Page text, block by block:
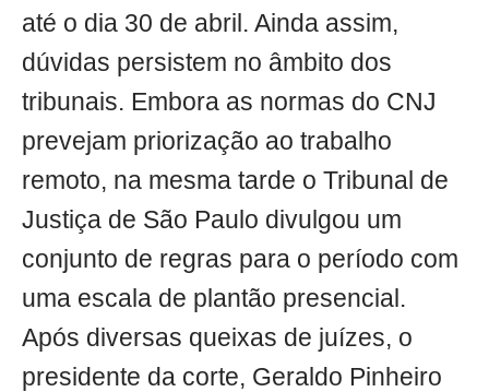
até o dia 30 de abril. Ainda assim,
dúvidas persistem no âmbito dos
tribunais. Embora as normas do CNJ
prevejam priorização ao trabalho
remoto, na mesma tarde o Tribunal de
Justiça de São Paulo divulgou um
conjunto de regras para o período com
uma escala de plantão presencial.
Após diversas queixas de juízes, o
presidente da corte, Geraldo Pinheiro